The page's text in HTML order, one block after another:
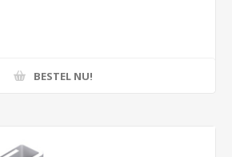
BESTEL NU!